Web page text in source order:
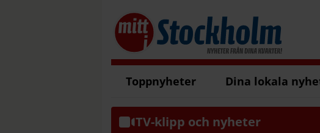
Toppnyheter Dina lokala
TV-klipp och nyheter